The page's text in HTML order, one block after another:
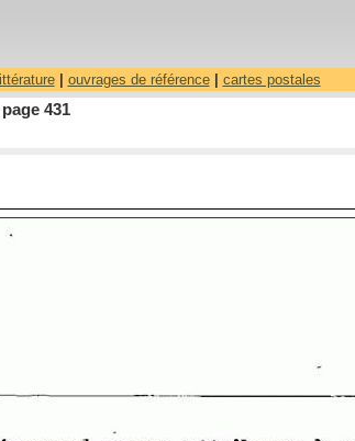
littérature| ouvrages de référence| cartes postales
431